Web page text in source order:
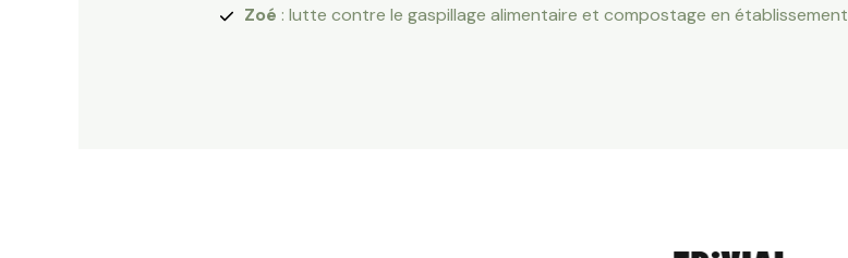
Zoé : lutte contre le gaspillage alimentaire et compostage en établissement